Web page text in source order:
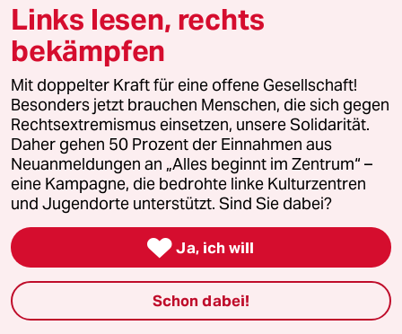
Demnächst
Vor Ort
Live im Stream
Vergangene
taz lab 2027
Mehr taz Lesestoff
Links lesen, rechts
bekämpfen
Mit doppelter Kraft für eine offene Gesellschaft!
Besonders jetzt brauchen Menschen, die sich gegen
Rechtsextremismus einsetzen, unsere Solidarität.
Daher gehen 50 Prozent der Einnahmen aus
Neuanmeldungen an „Alles beginnt im Zentrum“ –
eine Kampagne, die bedrohte linke Kulturzentren
und Jugendorte unterstützt. Sind Sie dabei?
 Ja, ich will
Schon dabei!